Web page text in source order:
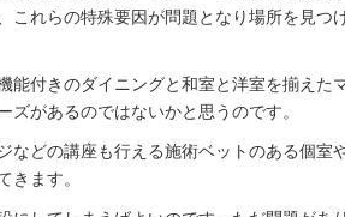
これらの特殊要因が問題となり場所を見つ
能付きのダイニングと和室と洋室を揃えた
ズがあるのではないかと思うのです。
などの講座も行える施術ベットのある個室
きます。